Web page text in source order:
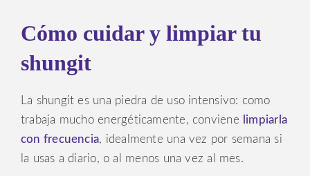
Cómo cuidar y limpiar tu
shungit
La shungit es una piedra de uso intensivo: como
trabaja mucho energéticamente, conviene
limpiarla
con frecuencia, idealmente una vez por semana si
la usas a diario, o al menos una vez al mes.